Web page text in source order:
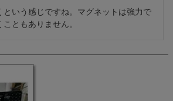
という感じですね。マグネットは強力で
ともありません。